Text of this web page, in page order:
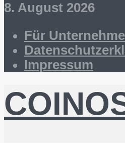
8. August 2026
Für
Impressum